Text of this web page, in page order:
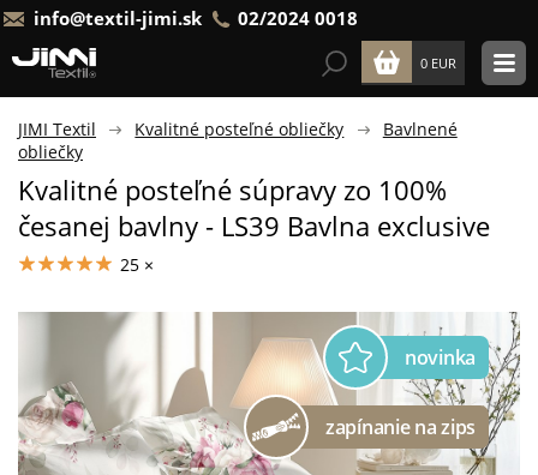
info@textil-jimi.sk 02/2024 0018
0 EUR
JIMI Textil Kvalitné posteľné obliečky
Bavlnené
obliečky
Kvalitné posteľné súpravy zo 100%
česanej bavlny - LS39 Bavlna exclusive
25 ×